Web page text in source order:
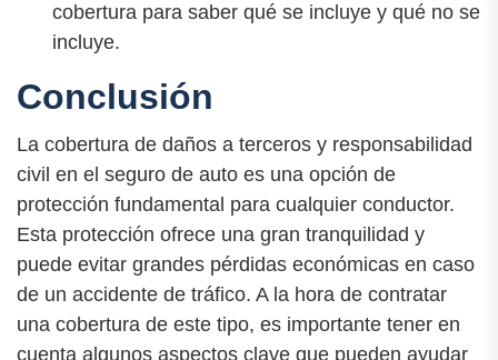
cobertura para saber qué se incluye y qué no se
incluye.
Conclusión
La cobertura de daños a terceros y responsabilidad
civil en el seguro de auto es una opción de
protección fundamental para cualquier conductor.
Esta protección ofrece una gran tranquilidad y
puede evitar grandes pérdidas económicas en caso
de un accidente de tráfico. A la hora de contratar
una cobertura de este tipo, es importante tener en
cuenta algunos aspectos clave que pueden ayudar